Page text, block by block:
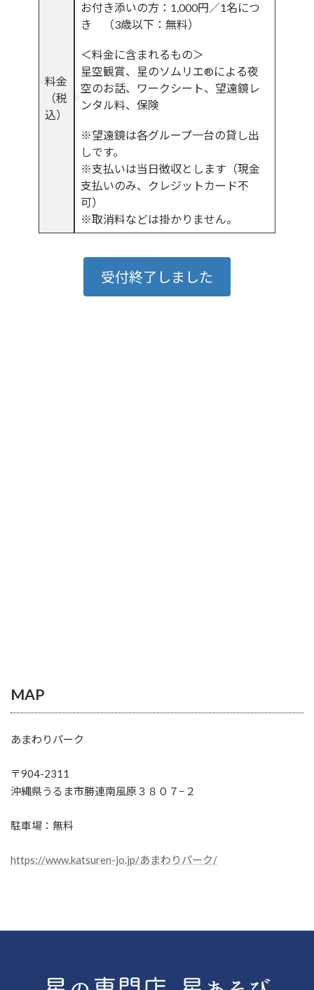
料金
（税
込）
お付き添いの方：1,000円／1名につ
き （3歳以下：無料）
＜料金に含まれるもの＞
星空観賞、星のソムリエ®︎による夜
空のお話、ワークシート、望遠鏡レ
ンタル料、保険
※望遠鏡は各グループ一台の貸し出
しです。
※支払いは当日徴収とします（現金
支払いのみ、クレジットカード不
可）
※取消料などは掛かりません。
受付終了しました
MAP
あまわりパーク
〒904-2311
沖縄県うるま市勝連南風原３８０７−２
駐車場：無料
https://www.katsuren-jo.jp/あまわりパーク/